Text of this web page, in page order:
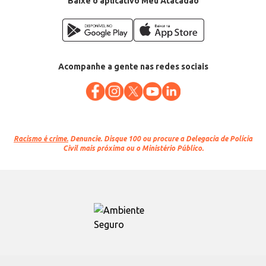
Acompanhe a gente nas redes sociais
Racismo é crime. Denuncie. Disque 100 ou procure a Delegacia de Polícia
Civil mais próxima ou o Ministério Público.